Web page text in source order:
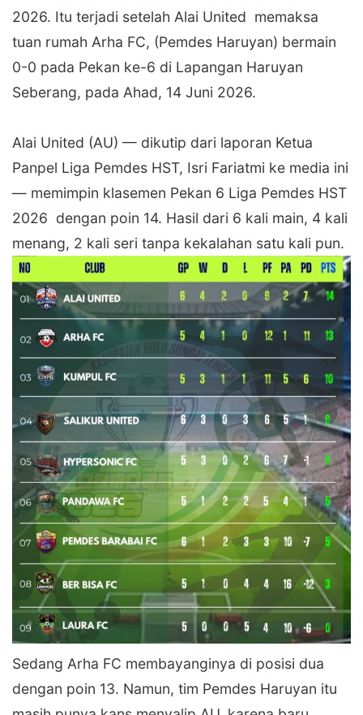
2026. Itu terjadi setelah Alai United memaksa
tuan rumah Arha FC, (Pemdes Haruyan) bermain
0-0 pada Pekan ke-6 di Lapangan Haruyan
Seberang, pada Ahad, 14 Juni 2026.
‎Alai United (AU) — dikutip dari laporan Ketua
Panpel Liga Pemdes HST, Isri Fariatmi ke media ini
— memimpin klasemen Pekan 6 Liga Pemdes HST
2026 dengan poin 14. Hasil dari 6 kali main, 4 kali
menang, 2 kali seri tanpa kekalahan satu kali pun.
‎Sedang Arha FC membayanginya di posisi dua
dengan poin 13. Namun, tim Pemdes Haruyan itu